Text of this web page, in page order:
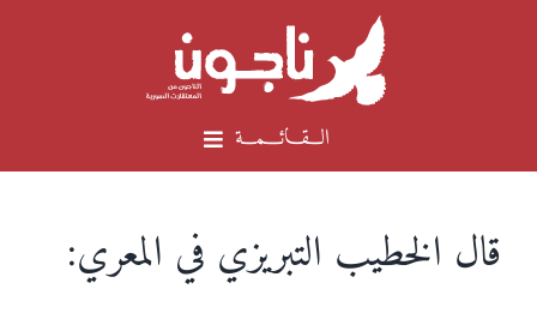
الـــقـــائــــمـــة
لماذا المعري
قال الخطيب التبريزي في المعري: